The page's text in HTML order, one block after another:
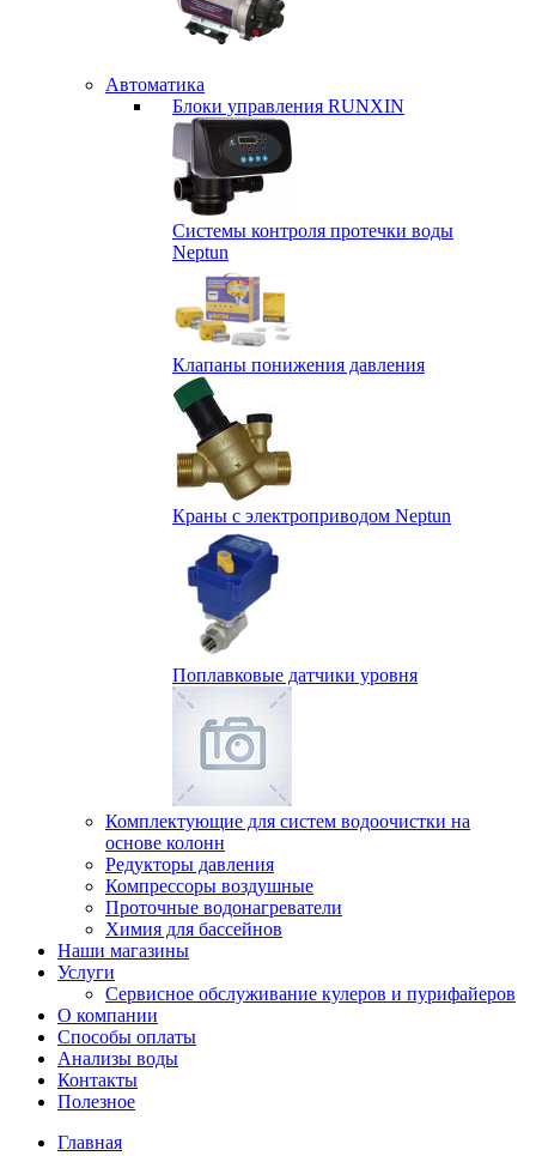
Автоматика
Блоки управления RUNXIN
Системы контроля протечки воды
Neptun
Клапаны понижения давления
Краны с электроприводом Neptun
Поплавковые датчики уровня
Комплектующие для систем водоочистки на
основе колонн
Редукторы давления
Компрессоры воздушные
Проточные водонагреватели
Химия для бассейнов
Наши магазины
Услуги
Сервисное обслуживание кулеров и пурифайеров
О компании
Способы оплаты
Анализы воды
Контакты
Полезное
Главная